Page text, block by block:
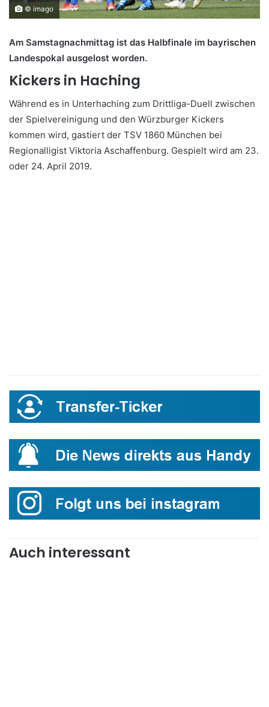
© imago
Am Samstagnachmittag ist das Halbfinale im bayrischen
Landespokal ausgelost worden.
Kickers in Haching
Während es in Unterhaching zum Drittliga-Duell zwischen
der Spielvereinigung und den Würzburger Kickers
kommen wird, gastiert der TSV 1860 München bei
Regionalligist Viktoria Aschaffenburg. Gespielt wird am 23.
oder 24. April 2019.
Auch interessant